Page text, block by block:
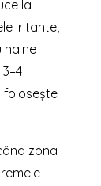
la
iritante,
haine
folosește
zona